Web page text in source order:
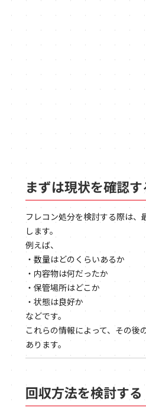
まずは現状を確認す
フレコン処分を検討する際は、
します。
例えば、
・数量はどのくらいあるか
・内容物は何だったか
・保管場所はどこか
・状態は良好か
などです。
これらの情報によって、その後
あります。
回収方法を検討する